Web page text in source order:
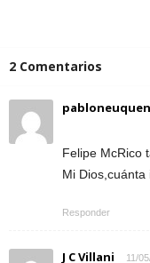
2 Comentarios
pabloneuquen
Felipe McRico
Mi Dios,cuánta
Responder
J C Villani 11/